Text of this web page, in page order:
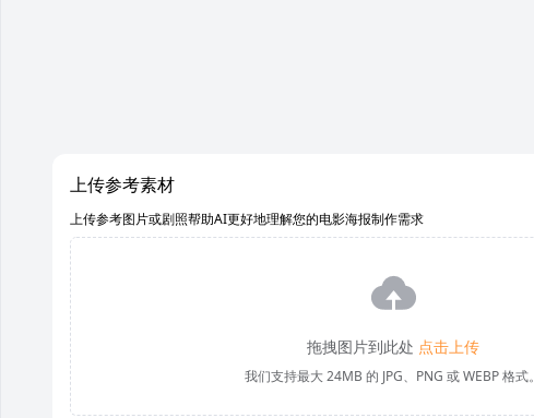
上传参考素材
上传参考图片或剧照帮助AI更好地理解您的电影海报制作需求
拖拽图片到此处 点击上传
我们支持最大 24MB 的 JPG、PNG 或 WEBP 格式。